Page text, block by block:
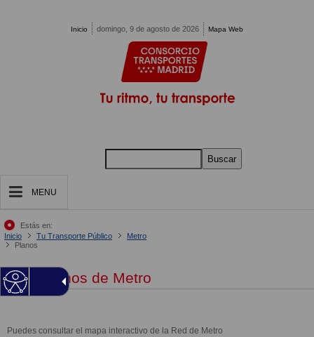
Inicio domingo, 9 de agosto de 2026 Mapa Web
Buscar
MENU
Estás en:
Inicio
Tu Transporte Público
Metro
Planos
Planos de Metro
Puedes consultar el mapa interactivo de la Red de Metro